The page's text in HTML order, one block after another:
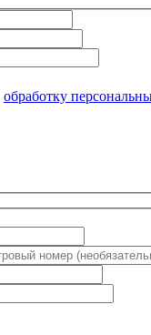
обработку